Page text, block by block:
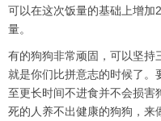
可以在这次饭量的基础上增加
量。
有的狗狗非常顽固，可以坚持
就是你们比拼意志的时候了。
至更长时间不进食并不会损害
死的人养不出健康的狗狗，来